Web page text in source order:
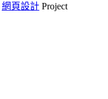
網頁設計 Project